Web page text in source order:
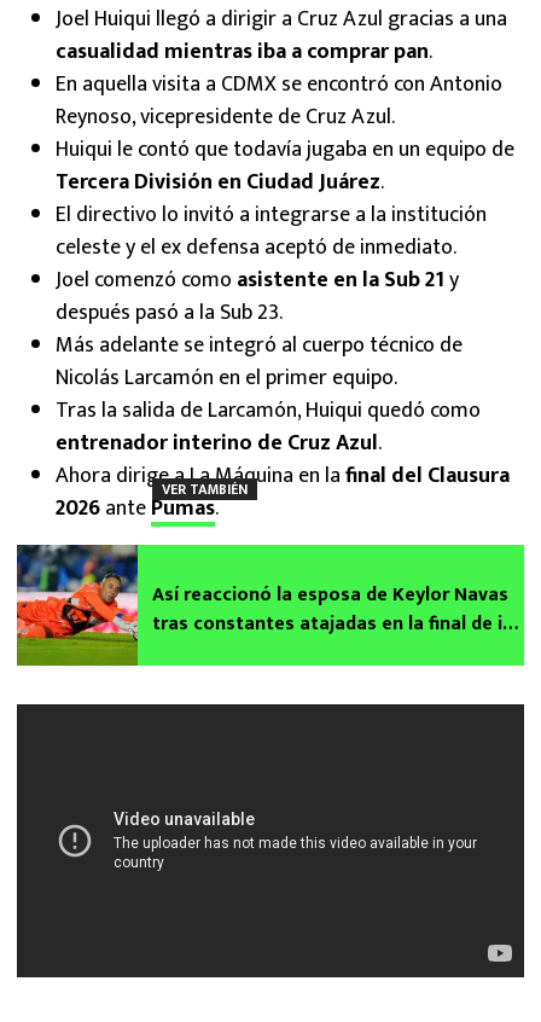
Joel Huiqui llegó a dirigir a Cruz Azul gracias a una
casualidad mientras iba a comprar pan.
En aquella visita a CDMX se encontró con Antonio
Reynoso, vicepresidente de Cruz Azul.
Huiqui le contó que todavía jugaba en un equipo de
Tercera División en Ciudad Juárez.
El directivo lo invitó a integrarse a la institución
celeste y el ex defensa aceptó de inmediato.
Joel comenzó como asistente en la Sub 21y
después pasó a la Sub 23.
Más adelante se integró al cuerpo técnico de
Nicolás Larcamón en el primer equipo.
Tras la salida de Larcamón, Huiqui quedó como
entrenador interino de Cruz Azul.
Ahora dirige a La Máquina en lafinal del Clausura
2026antePumas.
VER TAMBIÉN
Así reaccionó la esposa de Keylor Navas
tras constantes atajadas en la final de ida